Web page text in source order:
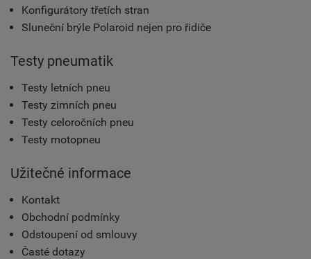
Konfigurátory třetích stran
Sluneční brýle Polaroid nejen pro řidiče
Testy pneumatik
Testy letních pneu
Testy zimních pneu
Testy celoročních pneu
Testy motopneu
Užitečné informace
Kontakt
Obchodní podmínky
Odstoupení od smlouvy
Časté dotazy